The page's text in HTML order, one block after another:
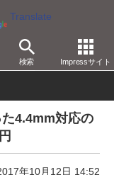
Translate
検索 Impressサイト
ザー
4.4mm対応の
年10月12日 14:52